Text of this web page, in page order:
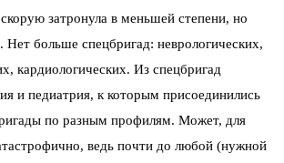
затронула в меньшей степени, но
Нет больше спецбригад: неврологических,
кардиологических. Из спецбригад
и педиатрия, к которым присоединились
по разным профилям. Может, для
ведь почти до любой (нужной